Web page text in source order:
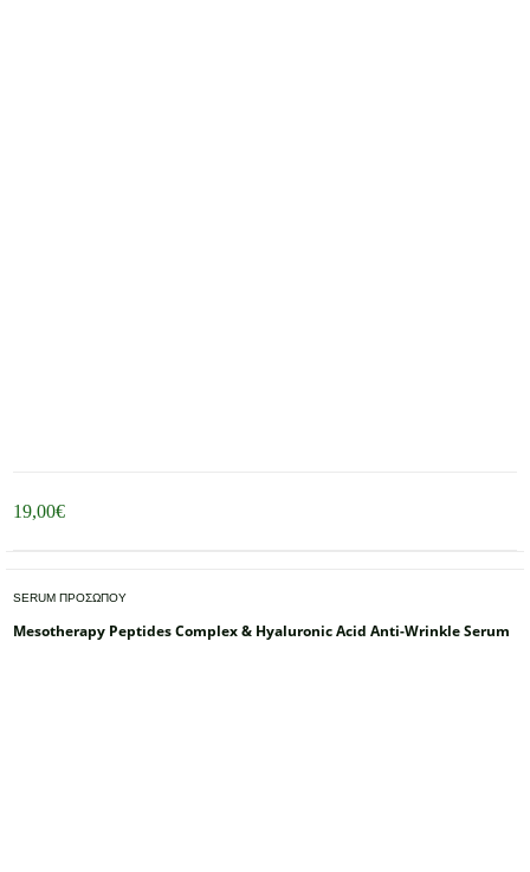
19,00€
SERUM ΠΡΟΣΩΠΟΥ
Mesotherapy Peptides Complex & Hyaluronic Acid Anti-Wrinkle Serum